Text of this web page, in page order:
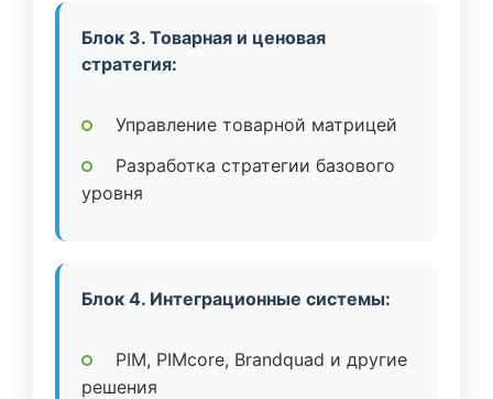
Блок 3. Товарная и ценовая
стратегия:
Управление товарной матрицей
Разработка стратегии базового
уровня
Блок 4. Интеграционные системы:
PIM, PIMcore, Brandquad и другие
решения